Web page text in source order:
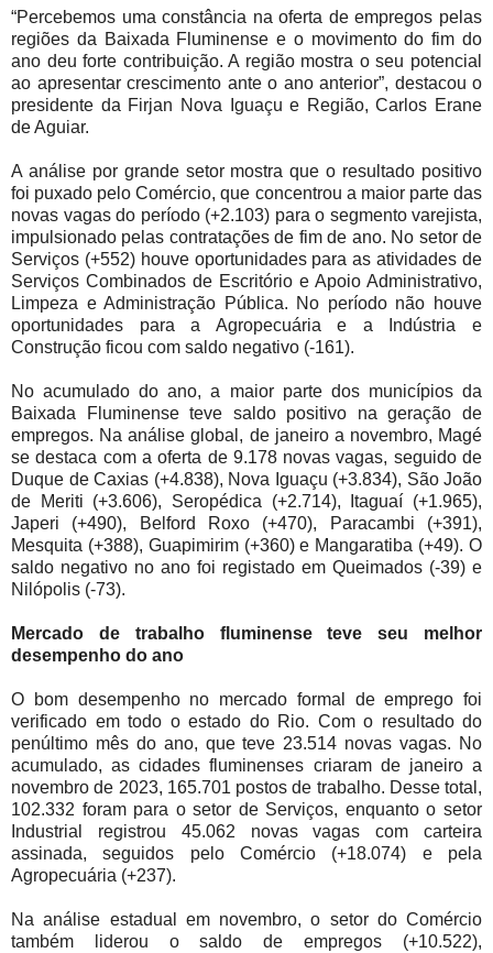
“Percebemos uma constância na oferta de empregos pelas
regiões da Baixada Fluminense e o movimento do fim do
ano deu forte contribuição. A região mostra o seu potencial
ao apresentar crescimento ante o ano anterior”, destacou o
presidente da Firjan Nova Iguaçu e Região, Carlos Erane
de Aguiar.
A análise por grande setor mostra que o resultado positivo
foi puxado pelo Comércio, que concentrou a maior parte das
novas vagas do período (+2.103) para o segmento varejista,
impulsionado pelas contratações de fim de ano. No setor de
Serviços (+552) houve oportunidades para as atividades de
Serviços Combinados de Escritório e Apoio Administrativo,
Limpeza e Administração Pública. No período não houve
oportunidades para a Agropecuária e a Indústria e
Construção ficou com saldo negativo (-161).
No acumulado do ano, a maior parte dos municípios da
Baixada Fluminense teve saldo positivo na geração de
empregos. Na análise global, de janeiro a novembro, Magé
se destaca com a oferta de 9.178 novas vagas, seguido de
Duque de Caxias (+4.838), Nova Iguaçu (+3.834), São João
de Meriti (+3.606), Seropédica (+2.714), Itaguaí (+1.965),
Japeri (+490), Belford Roxo (+470), Paracambi (+391),
Mesquita (+388), Guapimirim (+360) e Mangaratiba (+49). O
saldo negativo no ano foi registado em Queimados (-39) e
Nilópolis (-73).
Mercado de trabalho fluminense teve seu melhor
desempenho do ano
O bom desempenho no mercado formal de emprego foi
verificado em todo o estado do Rio. Com o resultado do
penúltimo mês do ano, que teve 23.514 novas vagas. No
acumulado, as cidades fluminenses criaram de janeiro a
novembro de 2023, 165.701 postos de trabalho. Desse total,
102.332 foram para o setor de Serviços, enquanto o setor
Industrial registrou 45.062 novas vagas com carteira
assinada, seguidos pelo Comércio (+18.074) e pela
Agropecuária (+237).
Na análise estadual em novembro, o setor do Comércio
também liderou o saldo de empregos (+10.522),